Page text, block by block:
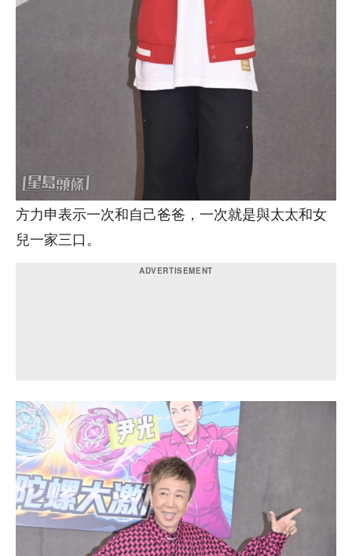
方力申表示一次和自己爸爸，一次就是與太太和女
兒一家三口。